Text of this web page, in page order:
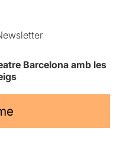
Barcelona amb les